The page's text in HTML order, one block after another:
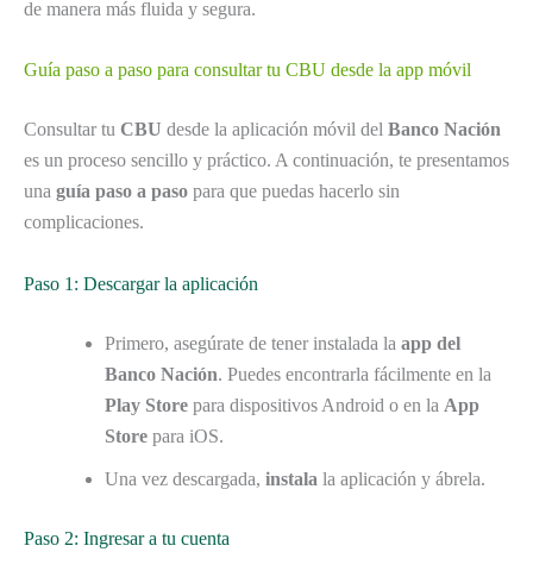
de manera más fluida y segura.
Guía paso a paso para consultar tu CBU desde la app móvil
Consultar tu CBU desde la aplicación móvil del Banco Nación
es un proceso sencillo y práctico. A continuación, te presentamos
una guía paso a paso para que puedas hacerlo sin
complicaciones.
Paso 1: Descargar la aplicación
Primero, asegúrate de tener instalada la app del
Banco Nación. Puedes encontrarla fácilmente en la
Play Store para dispositivos Android o en la App
Store para iOS.
Una vez descargada, instala la aplicación y ábrela.
Paso 2: Ingresar a tu cuenta